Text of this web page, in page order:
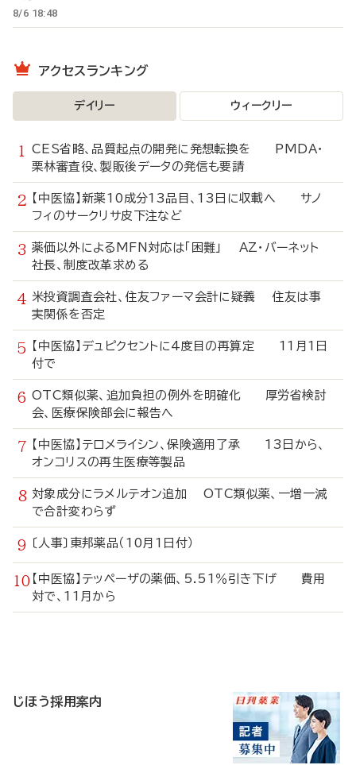
8/6 18:48
アクセスランキング
デイリー ウィークリー
CES省略、品質起点の開発に発想転換を PMDA・
栗林審査役、製販後データの発信も要請
【中医協】新薬10成分13品目、13日に収載へ サノ
フィのサークリサ皮下注など
薬価以外によるMFN対応は「困難」 AZ・バーネット
社長、制度改革求める
米投資調査会社、住友ファーマ会計に疑義 住友は事
実関係を否定
【中医協】デュピクセントに4度目の再算定 11月1日
付で
OTC類似薬、追加負担の例外を明確化 厚労省検討
会、医療保険部会に報告へ
【中医協】テロメライシン、保険適用了承 13日から、
オンコリスの再生医療等製品
対象成分にラメルテオン追加 OTC類似薬、一増一減
で合計変わらず
〔人事〕東邦薬品（10月1日付）
【中医協】テッペーザの薬価、5.51％引き下げ 費用
対で、11月から
じほう採用案内